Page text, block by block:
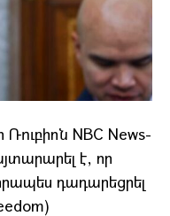
NBC News-
է, որ
դադարեցրել